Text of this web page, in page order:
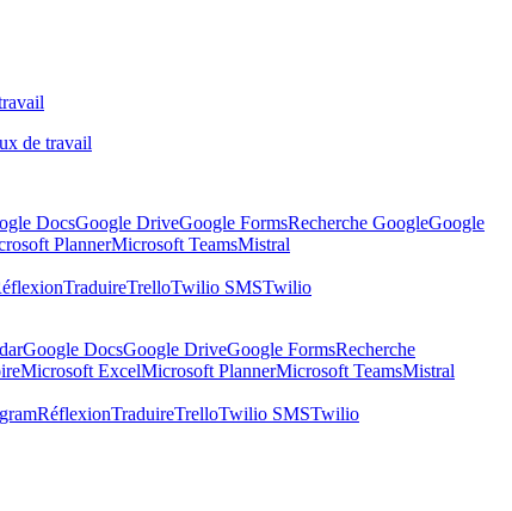
de travail
DocsGoogle DriveGoogle FormsRecherche GoogleGoogle
PlannerMicrosoft TeamsMistral
TraduireTrelloTwilio SMSTwilio
Google DocsGoogle DriveGoogle FormsRecherche
Microsoft ExcelMicrosoft PlannerMicrosoft TeamsMistral
RéflexionTraduireTrelloTwilio SMSTwilio